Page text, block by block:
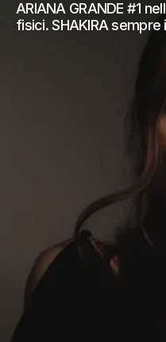
ARIANA GRANDE #1
fisici. SHAKIRA